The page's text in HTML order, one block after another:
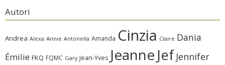
Autori
Andrea Alexa Annie Antonella Amanda Cinzia Claire Dania
Émilie FKQ FQMC Gary Jean-Yves Jeanne Jef Jennifer